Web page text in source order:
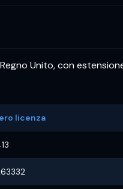
Unito, con
licenza